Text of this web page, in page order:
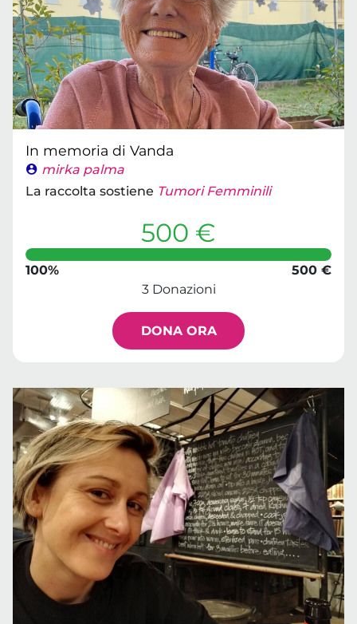
In memoria di Vanda
mirka palma
La raccolta sostiene Tumori Femminili
500 €
100%
500 €
3 Donazioni
DONA ORA